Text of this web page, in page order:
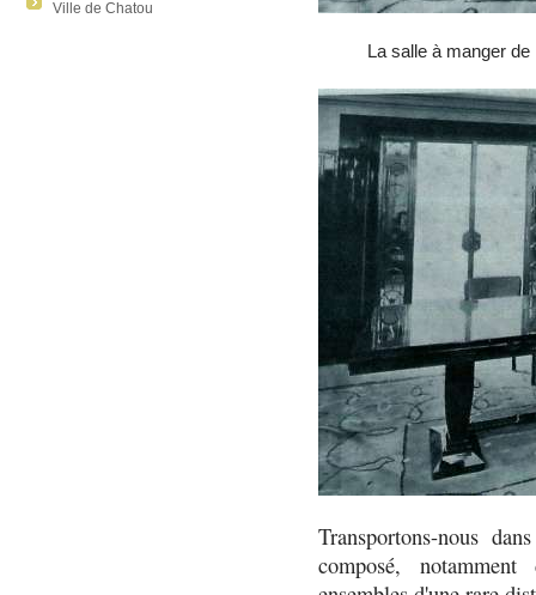
Ville de Chatou
La salle à manger
Transportons-nous
composé,